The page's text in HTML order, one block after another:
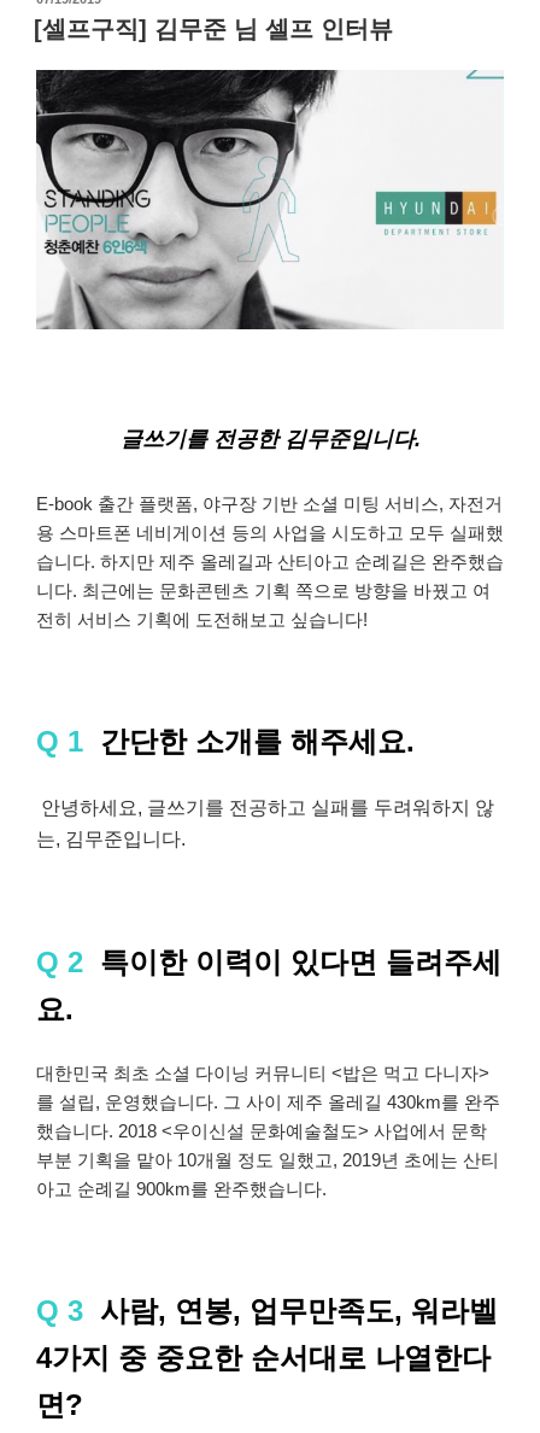
성
일
[셀프구직] 김무준 님 셀프 인터뷰
글쓰기를 전공한 김무준입니다.
E-book 출간 플랫폼, 야구장 기반 소셜 미팅 서비스, 자전거
용 스마트폰 네비게이션 등의 사업을 시도하고 모두 실패했
습니다. 하지만 제주 올레길과 산티아고 순례길은 완주했습
니다. 최근에는 문화콘텐츠 기획 쪽으로 방향을 바꿨고 여
전히 서비스 기획에 도전해보고 싶습니다!
Q 1 간단한 소개를 해주세요.
안녕하세요, 글쓰기를 전공하고 실패를 두려워하지 않
는, 김무준입니다.
Q 2 특이한 이력이 있다면 들려주세
요.
대한민국 최초 소셜 다이닝 커뮤니티 <밥은 먹고 다니자>
를 설립, 운영했습니다. 그 사이 제주 올레길 430km를 완주
했습니다. 2018 <우이신설 문화예술철도> 사업에서 문학
부분 기획을 맡아 10개월 정도 일했고, 2019년 초에는 산티
아고 순례길 900km를 완주했습니다.
Q 3 사람, 연봉, 업무만족도, 워라벨
4가지 중 중요한 순서대로 나열한다
면?